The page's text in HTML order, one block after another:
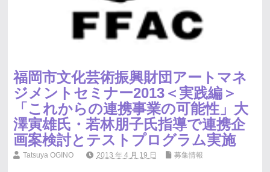
福岡市文化芸術振興財団アートマネ
ジメントセミナー2013＜実践編＞
「これからの連携事業の可能性」大
澤寅雄氏・若林朋子氏指導で連携企
画案検討とテストプログラム実施
Tatsuya OGINO 2013 年 4 月 19 日 募集情報